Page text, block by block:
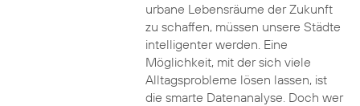
urbane Lebensräume der Zukunft
zu schaffen, müssen unsere Städte
intelligenter werden. Eine
Möglichkeit, mit der sich viele
Alltagsprobleme lösen lassen, ist
die smarte Datenanalyse. Doch wer